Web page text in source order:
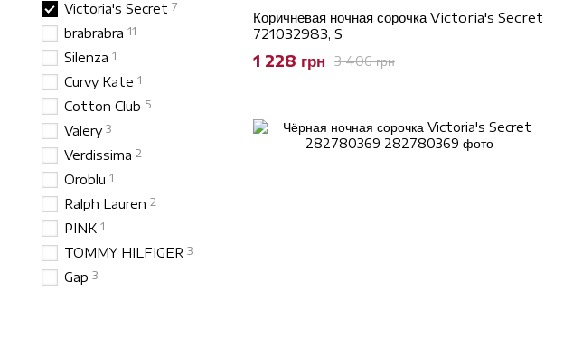
Коричневая ночная сорочка Victoria's Secret
721032983, S
3 406 грн
1 228 грн
Victoria's Secret 7
brabrabra 11
Silenza 1
Curvy Kate 1
Cotton Club 5
Valery 3
Verdissima 2
Oroblu 1
Ralph Lauren 2
PINK 1
TOMMY HILFIGER 3
Gap 3